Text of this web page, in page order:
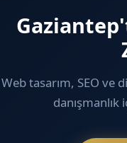
Web tasarım, SEO ve